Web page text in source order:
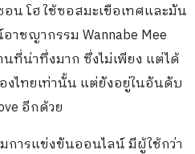
น โฮ ใช้ซอสมะเขือเทศและมัน
ชญากรรม Wannabe Mee
นที่น่าทึ่งมาก ซึ่งไม่เพียง แต่ได้
งไทยเท่านั้น แต่ยังอยู่ในอันดับ
อีกด้วย
การแข่งขันออนไลน์ มีผู้ใช้กว่า